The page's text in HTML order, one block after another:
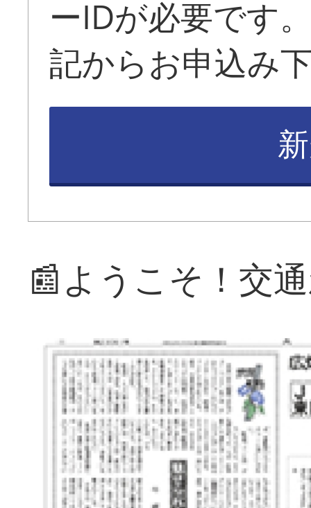
ーIDが必要です
記からお申込み
📰ようこそ！交